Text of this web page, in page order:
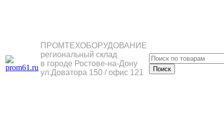
ПРОМТЕХОБОРУДОВАНИЕ
региональный склад
в городе Ростове-на-Дону
ул.Доватора 150 / офис 121